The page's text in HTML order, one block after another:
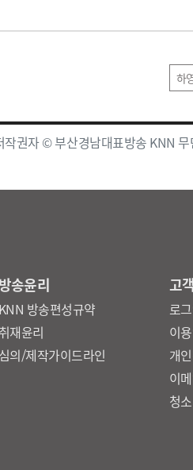
하
작권자 © 부산경남대표방송 KNN 무
방송윤리
KNN 방송편성규약
취재윤리
심의/제작가이드라인
고
로
이
개
이
청